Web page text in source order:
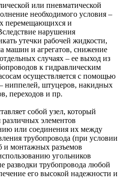
или пневматической
необходимого условия –
перемещающихся и
нарушения
утечки рабочей жидкости,
машин и агрегатов, снижение
случаях – ее выход из
к гидравлическим
осуществляется с помощью
ниппелей, штуцеров, накидных
переходов и пр.
собой узел, который
элементов
или соединения их между
трубопровода (при условии
и монтажных разъемов
угольников
разводки трубопровода любой
его высокой надежности и